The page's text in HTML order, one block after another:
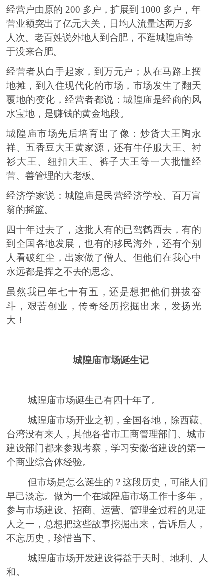
经营户由原的 200 多户，扩展到 1000 多户 ， 年
营业额突出了亿元大关，日均人流量达两万多
人次。老百姓说外地人到合肥，不逛城隍庙等
于没来合肥。
经营者从白手起家，到万元户 ； 从在马路上摆
地摊，到入住现代化的市场 ， 市场发生了翻天
覆地的变化，经营者都说：城隍庙是经商的风
水宝地，是赚钱的黄金地段。
城隍庙市场先后培育出了像：炒货大王陶永
祥、五香豆大王黄家源，还有牛仔服大王、 衬
衫大王、 纽扣大王 、 裤子大王等一大批懂经
营、善管理的大老板。
经济学家说：城隍庙是民营经济学校、 百万富
翁的摇篮。
四十年过去了，这批人有的已驾鹤西去，有的
到全国各地发展，也有的移民海外，还有个别
人看破红尘，出家做了僧人。但他们在我心中
永远都是挥之不去的思念。
虽然我已年七十有五，还是想把他们拼拔奋
斗，艰苦创业，传奇经历挖掘出来，发扬光
大！
城隍庙市场诞生记
城隍庙市场诞生己有四十年了。
城隍庙市场开业之初，全国各地，除西藏、
台湾没有来人，其他各省市工商管理部门 、城市
建设部门都来参观考察 ，学习安徽省建设的第一
个商业综合体经验。
但市场是怎么诞生的 ？这段历史，可能人们
早己淡忘。做为一个在城隍庙市场工作十多年，
参与市场建设、招商、运营、管理全过程的见证
人之一 ，总想把这些故事挖掘出来，告诉后人，
不忘历史，珍惜当下。
城隍庙市场开发建设得益于天时、地利 、
人
和。